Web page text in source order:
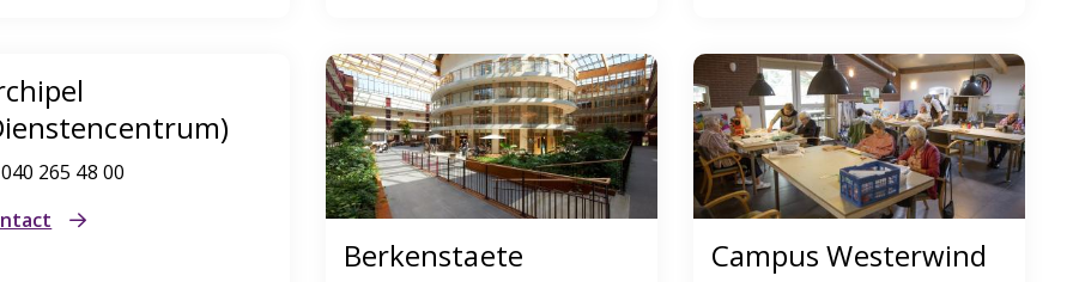
040 265 48 00
Berkenstaete Campus Westerwind